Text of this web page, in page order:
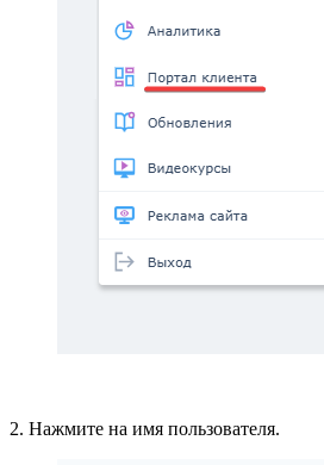
2. Нажмите на имя пользователя.